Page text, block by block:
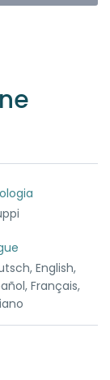
English,
Français,